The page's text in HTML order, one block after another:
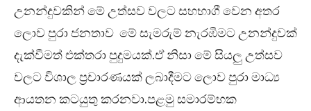
උනන්දුවකින් මේ උත්සව වලට සහභාගී වෙන අතර
ලොව පුරා ජනතාව මේ සැමරුම් නැරඹීමට උනන්දුවක්
දැක්වීමත් එක්තරා පුදුමයක්.ඒ නිසා මේ සියලු උත්සව
වලට විශාල ප්‍රචාරණයක් ලබාදීමට ලොව පුරා මාධ්‍ය
ආයතන කටයුතු කරනවා.පළමු සමාරම්භක